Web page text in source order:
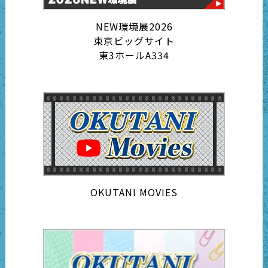
NEW環境展2026
東京ビッグサイト
東3ホールA334
OKUTANI MOVIES